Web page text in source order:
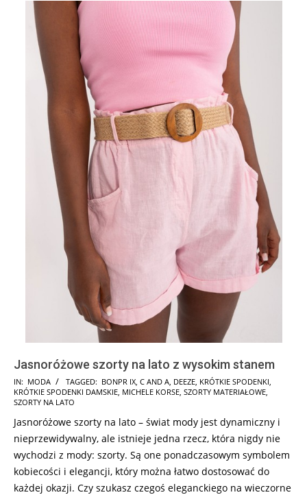
Jasnoróżowe szorty na lato z wysokim stanem
2025-
05-
IN: MODA TAGGED: BONPR IX, C AND A, DEEZE, KRÓTKIE SPODENKI,
KRÓTKIE SPODENKI DAMSKIE, MICHELE KORSE, SZORTY MATERIAŁOWE,
SZORTY NA LATO
Jasnoróżowe szorty na lato – świat mody jest dynamiczny i
nieprzewidywalny, ale istnieje jedna rzecz, która nigdy nie
wychodzi z mody: szorty. Są one ponadczasowym symbolem
kobiecości i elegancji, który można łatwo dostosować do
każdej okazji. Czy szukasz czegoś eleganckiego na wieczorne